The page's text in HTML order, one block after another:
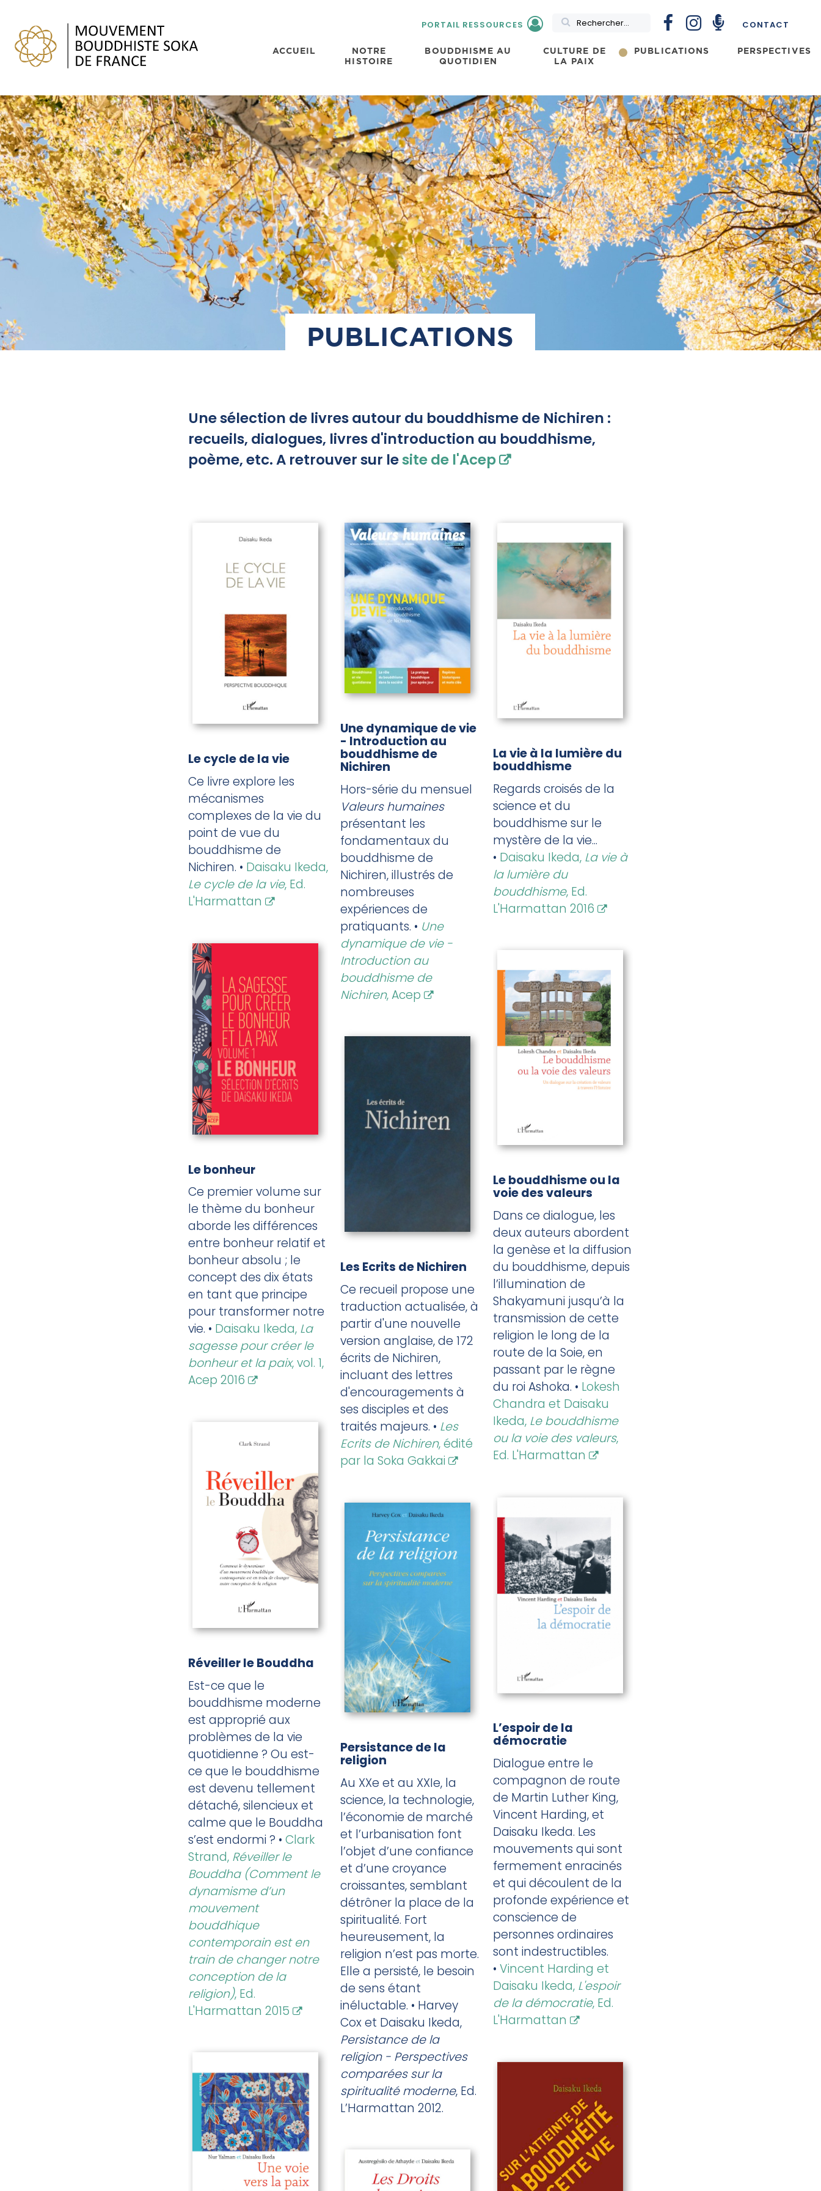
PORTAIL RESSOURCES Rechercher CONTACT
ACCUEIL
NOTRE
HISTOIRE
BOUDDHISME AU
QUOTIDIEN
CULTURE DE
LA PAIX
PUBLICATIONS PERSPECTIVES
PUBLICATIONS
Une sélection de livres autour du bouddhisme de Nichiren :
recueils, dialogues, livres d'introduction au bouddhisme,
poème, etc. A retrouver sur lesite de l'Acep
Le cycle de la vie
Ce livre explore les
mécanismes
complexes de la vie du
point de vue du
bouddhisme de
Nichiren. • Daisaku Ikeda,
Le cycle de la vie, Ed.
L'Harmattan
Une dynamique de vie
- Introduction au
bouddhisme de
Nichiren
Hors-série du mensuel
Valeurs humaines
présentant les
fondamentaux du
bouddhisme de
Nichiren, illustrés de
nombreuses
expériences de
pratiquants. • Une
dynamique de vie -
Introduction au
bouddhisme de
Nichiren, Acep
La vie à la lumière du
bouddhisme
Regards croisés de la
science et du
bouddhisme sur le
mystère de la vie...
• Daisaku Ikeda, La vie à
la lumière du
bouddhisme, Ed.
L'Harmattan 2016
Le bonheur
Ce premier volume sur
le thème du bonheur
aborde les différences
entre bonheur relatif et
bonheur absolu ; le
concept des dix états
en tant que principe
pour transformer notre
vie. • Daisaku Ikeda, La
sagesse pour créer le
bonheur et la paix, vol. 1,
Acep 2016
Le bouddhisme ou la
voie des valeurs
Dans ce dialogue, les
deux auteurs abordent
la genèse et la diffusion
du bouddhisme, depuis
l’illumination de
Shakyamuni jusqu’à la
transmission de cette
religion le long de la
route de la Soie, en
passant par le règne
du roi Ashoka. • Lokesh
Chandra et Daisaku
Ikeda, Le bouddhisme
ou la voie des valeurs,
Ed. L'Harmattan
Les Ecrits de Nichiren
Ce recueil propose une
traduction actualisée, à
partir d'une nouvelle
version anglaise, de 172
écrits de Nichiren,
incluant des lettres
d'encouragements à
ses disciples et des
traités majeurs. • Les
Ecrits de Nichiren, édité
par la Soka Gakkai
Réveiller le Bouddha
Est-ce que le
bouddhisme moderne
est approprié aux
problèmes de la vie
quotidienne ? Ou est-
ce que le bouddhisme
est devenu tellement
détaché, silencieux et
calme que le Bouddha
s’est endormi ? • Clark
Strand, Réveiller le
Bouddha (Comment le
dynamisme d’un
mouvement
bouddhique
contemporain est en
train de changer notre
conception de la
religion), Ed.
L'Harmattan 2015
L’espoir de la
démocratie
Dialogue entre le
compagnon de route
de Martin Luther King,
Vincent Harding, et
Daisaku Ikeda. Les
mouvements qui sont
fermement enracinés
et qui découlent de la
profonde expérience et
conscience de
personnes ordinaires
sont indestructibles.
• Vincent Harding et
Daisaku Ikeda, L'espoir
de la démocratie, Ed.
L'Harmattan
Persistance de la
religion
Au XXe et au XXIe, la
science, la technologie,
l’économie de marché
et l’urbanisation font
l’objet d’une confiance
et d’une croyance
croissantes, semblant
détrôner la place de la
spiritualité. Fort
heureusement, la
religion n’est pas morte.
Elle a persisté, le besoin
de sens étant
inéluctable. • Harvey
Cox et Daisaku Ikeda,
Persistance de la
religion - Perspectives
comparées sur la
spiritualité moderne, Ed.
L’Harmattan 2012.